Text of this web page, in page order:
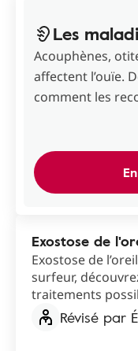
Les
Acouphènes,
affectent l’ouïe.
comment les
Exostose de
Exostose de
surfeur,
traitements
Révisé par